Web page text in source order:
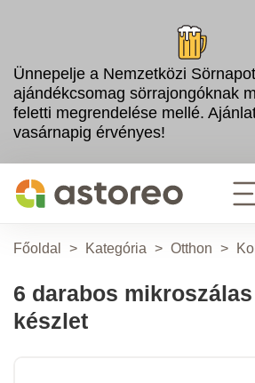
Ünnepelje a Nemzetközi
ajándékcsomag sörrajongóknak
feletti megrendelése mellé.
vasárnapig érvényes!
Főoldal > Kategória > Otthon >
6 darabos
készlet